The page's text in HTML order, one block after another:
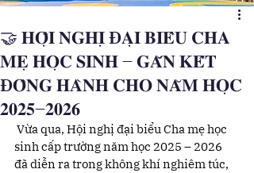
🤝 𝐇𝐎̣̂𝐈 𝐍𝐆𝐇𝐈̣ Đ𝐀̣𝐈 𝐁𝐈𝐄̂̉𝐔 𝐂𝐇𝐀
𝐌𝐄̣ 𝐇𝐎̣𝐂 𝐒𝐈𝐍𝐇 – 𝐆𝐀̆́𝐍 𝐊𝐄̂́𝐓
Đ𝐎̂̀𝐍𝐆 𝐇𝐀̀𝐍𝐇 𝐂𝐇𝐎 𝐍𝐀̆𝐌 𝐇𝐎̣𝐂
𝟐𝟎𝟐𝟓–𝟐𝟎𝟐𝟔
Vừa qua, Hội nghị đại biểu Cha mẹ học
sinh cấp trường năm học 2025 – 2026
đã diễn ra trong không khí nghiêm túc,